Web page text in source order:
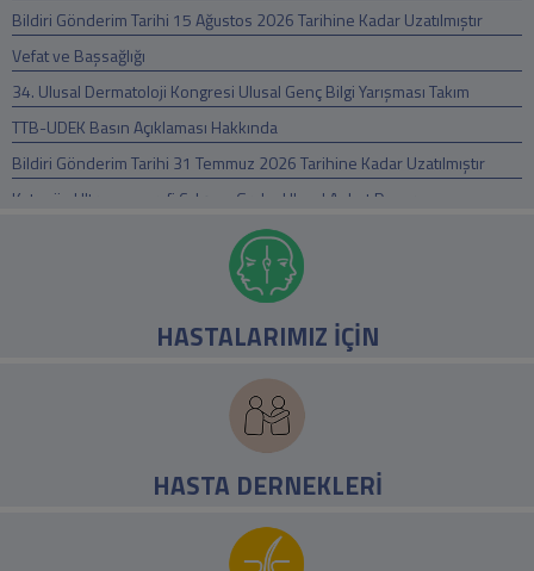
Bildiri Gönderim Tarihi 15 Ağustos 2026 Tarihine Kadar Uzatılmıştır
Vefat ve Başsağlığı
34. Ulusal Dermatoloji Kongresi Ulusal Genç Bilgi Yarışması Takım
Başvuruları Ba
TTB-UDEK Basın Açıklaması Hakkında
Bildiri Gönderim Tarihi 31 Temmuz 2026 Tarihine Kadar Uzatılmıştır
Kutanöz Ultrasonografi Çalışma Grubu Ulusal Anket Duyurusu
TDD Saç Hastalıkları Çalışma Grubu Webinarı, 01 Temmuz 2026
14. DASIL (Dermatologic and Aesthetic Surgery International League)
Geriatrik Estetik Dermatolojik Tedavi Kitabı
34. Ulusal Dermatoloji Kongresi Açık Mikrofon: Sahadan Sorular,
TDD Fototerapi Çalışma Grubu Webinarı, 29 Haziran 2026 Pazartesi
World Prurigo Day 2026 Türkiye Programı Hk.
TDD Fototerapi Çalışma Grubu Webinarı, 29 Haziran 2026 Pazartesi
HASTALARIMIZ İÇİN
HASTA DERNEKLERİ